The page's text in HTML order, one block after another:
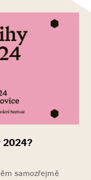
2024?
samozřejmě